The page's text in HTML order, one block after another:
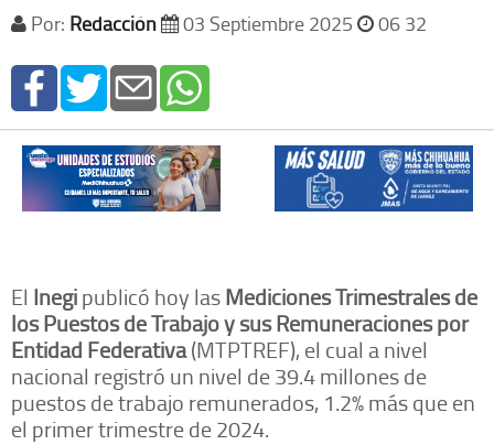
Por: Redacción 03 Septiembre 2025 06 32
El Inegipublicó hoy lasMediciones Trimestrales de
los Puestos de Trabajo y sus Remuneraciones por
Entidad Federativa(MTPTREF), el cual a nivel
nacional registró un nivel de 39.4 millones de
puestos de trabajo remunerados, 1.2% más que en
el primer trimestre de 2024.